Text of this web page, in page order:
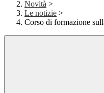
Novità >
Le notizie >
Corso di formazione